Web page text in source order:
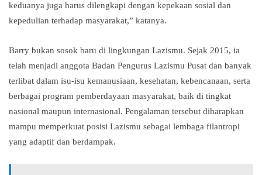
keduanya juga harus dilengkapi dengan kepekaan sosial dan
kepedulian terhadap masyarakat,” katanya.
Barry bukan sosok baru di lingkungan Lazismu. Sejak 2015, ia
telah menjadi anggota Badan Pengurus Lazismu Pusat dan banyak
terlibat dalam isu-isu kemanusiaan, kesehatan, kebencanaan, serta
berbagai program pemberdayaan masyarakat, baik di tingkat
nasional maupun internasional. Pengalaman tersebut diharapkan
mampu memperkuat posisi Lazismu sebagai lembaga filantropi
yang adaptif dan berdampak.